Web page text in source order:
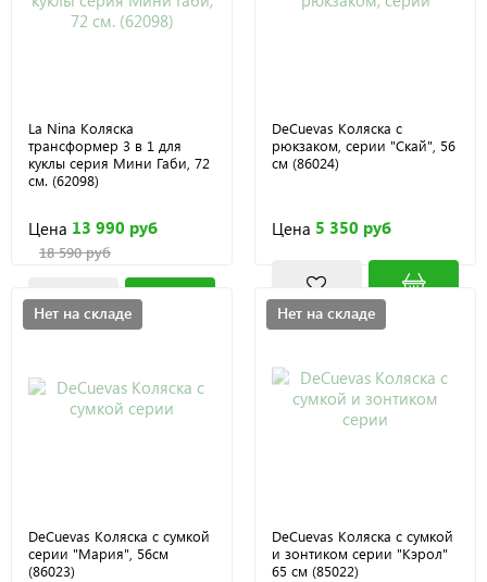
La Nina Коляска
трансформер 3 в 1 для
куклы серия Мини Габи, 72
см. (62098)
Цена 13 990 руб
18 590 руб
DeCuevas Коляска с
рюкзаком, серии "Скай", 56
см (86024)
Цена 5 350 руб
Нет на складе
DeCuevas Коляска с сумкой
серии "Мария", 56см
(86023)
Нет на складе
DeCuevas Коляска с сумкой
и зонтиком серии "Кэрол"
65 см (85022)